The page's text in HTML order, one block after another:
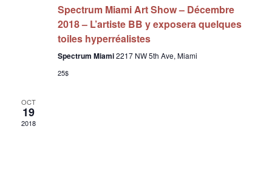
Spectrum Miami Art Show – Décembre
2018 – L’artiste BB y exposera quelques
toiles hyperréalistes
Spectrum Miami2217 NW 5th Ave, Miami
25$
OCT
19
2018